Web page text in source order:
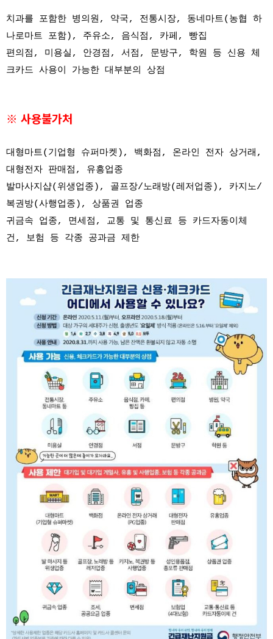
치과를 포함한 병의원, 약국, 전통시장, 동네마트(농협 하
나로마트 포함), 주유소, 음식점, 카페, 빵집
편의점, 미용실, 안경점, 서점, 문방구, 학원 등 신용 체
크카드 사용이 가능한 대부분의 상점
※ 사용불가처
대형마트(기업형 슈퍼마켓), 백화점, 온라인 전자 상거래,
대형전자 판매점, 유흥업종
발마사지샵(위생업종), 골프장/노래방(레저업종), 카지노/
복권방(사행업종), 상품권 업종
귀금속 업종, 면세점, 교통 및 통신료 등 카드자동이체
건, 보험 등 각종 공과금 제한